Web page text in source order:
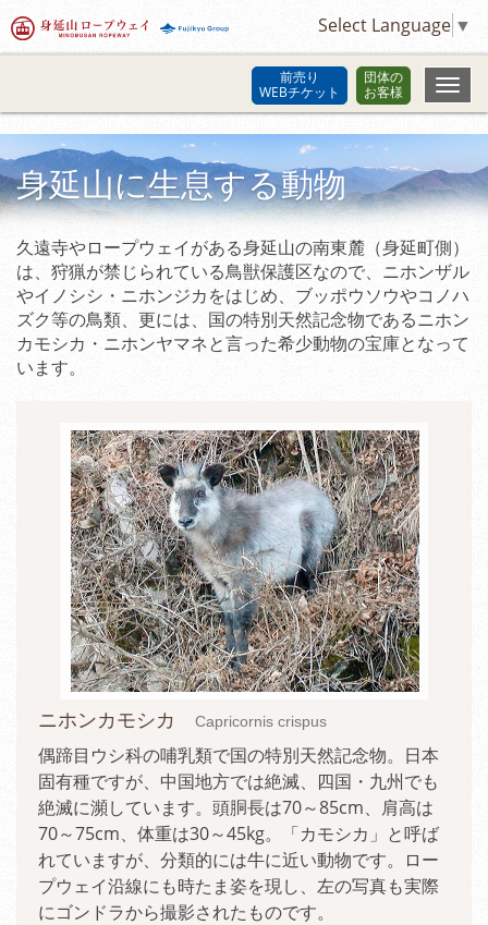
Select Language ▼
前売り
WEBチケット
団体の
お客様
身延山に生息する動物
久遠寺やロープウェイがある身延山の南東麓（身延町側）
は、狩猟が禁じられている鳥獣保護区なので、ニホンザル
やイノシシ・ニホンジカをはじめ、ブッポウソウやコノハ
ズク等の鳥類、更には、国の特別天然記念物であるニホン
カモシカ・ニホンヤマネと言った希少動物の宝庫となって
います。
ニホンカモシカ Capricornis crispus
偶蹄目ウシ科の哺乳類で国の特別天然記念物。日本
固有種ですが、中国地方では絶滅、四国・九州でも
絶滅に瀕しています。頭胴長は70～85cm、肩高は
70～75cm、体重は30～45kg。「カモシカ」と呼ば
れていますが、分類的には牛に近い動物です。ロー
プウェイ沿線にも時たま姿を現し、左の写真も実際
にゴンドラから撮影されたものです。